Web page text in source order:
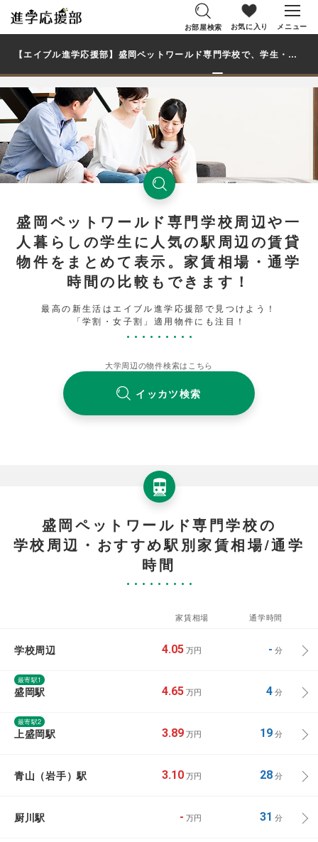
お部屋検索 お気に入り メニュー
【エイブル進学応援部】盛岡ペットワールド専門学校で、学生・大学生の一人暮らし向け賃貸マンション・アパートのお部屋を探す
盛岡ペットワールド専門学校周辺や一
人暮らしの学生に人気の駅周辺の賃貸
物件をまとめて表示。家賃相場・通学
時間の比較もできます！
最高の新生活はエイブル進学応援部で見つけよう！
「学割・女子割」適用物件にも注目！
大学周辺の物件検索はこちら
イッカツ検索
盛岡ペットワールド専門学校の
学校周辺・おすすめ駅別家賃相場/通学
時間
家賃相場 通学時間
学校周辺 4.05 万円 - 分
最寄駅1
盛岡駅 4.65 万円 4分
最寄駅2
上盛岡駅 3.89 万円 19分
青山（岩手）駅 3.10 万円 28分
厨川駅 - 万円 31 分